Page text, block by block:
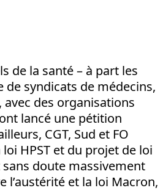
de la santé – à part les
de syndicats de médecins,
des organisations
lancé une pétition
CGT, Sud et FO
HPST et du projet de loi
doute massivement
l’austérité et la loi Macron,